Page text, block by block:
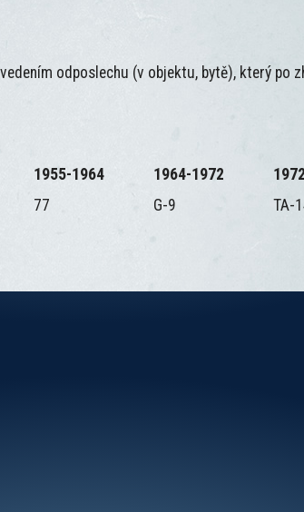
odposlechu (v objektu, bytě), který po
1955-1964 1964-1972
77 G-9 TA-